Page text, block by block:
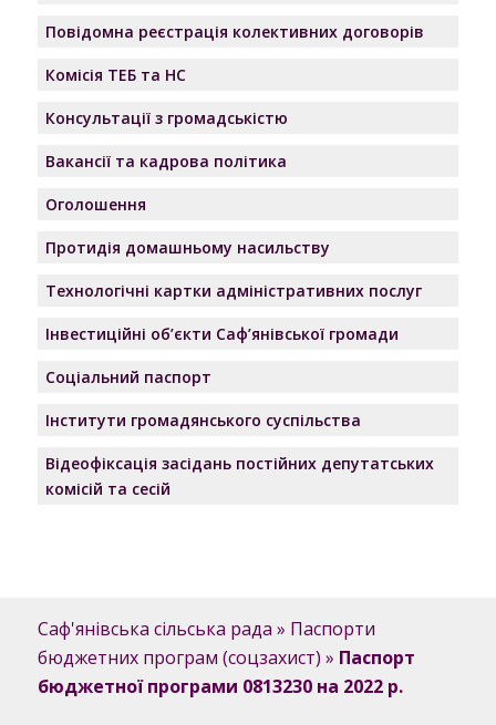
Повідомна реєстрація колективних договорів
Комісія ТЕБ та НС
Консультації з громадськістю
Вакансії та кадрова політика
Оголошення
Протидія домашньому насильству
Технологічні картки адміністративних послуг
Інвестиційні об’єкти Саф’янівської громади
Соціальний паспорт
Інститути громадянського суспільства
Відеофіксація засідань постійних депутатських
комісій та сесій
Саф'янівська сільська рада » Паспорти
бюджетних програм (соцзахист) » Паспорт
бюджетної програми 0813230 на 2022 р.